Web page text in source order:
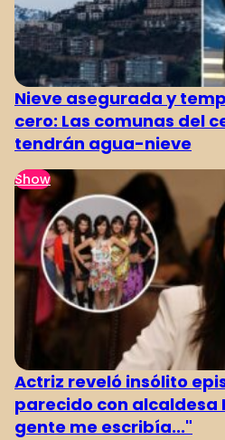
Nieve asegurada y
cero: Las comunas del
tendrán agua-nieve
Show
Actriz reveló insólito
parecido con alcaldesa
gente me escribía..."